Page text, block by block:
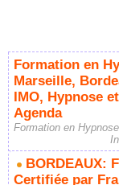
Formation en
Marseille,
IMO, Hypnose
Agenda
Formation en
BORDEAUX:
Certifiée par